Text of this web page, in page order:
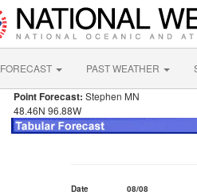
FORECAST PAST WEATHER
Point Forecast: Stephen MN
48.46N 96.88W
Date 08/08